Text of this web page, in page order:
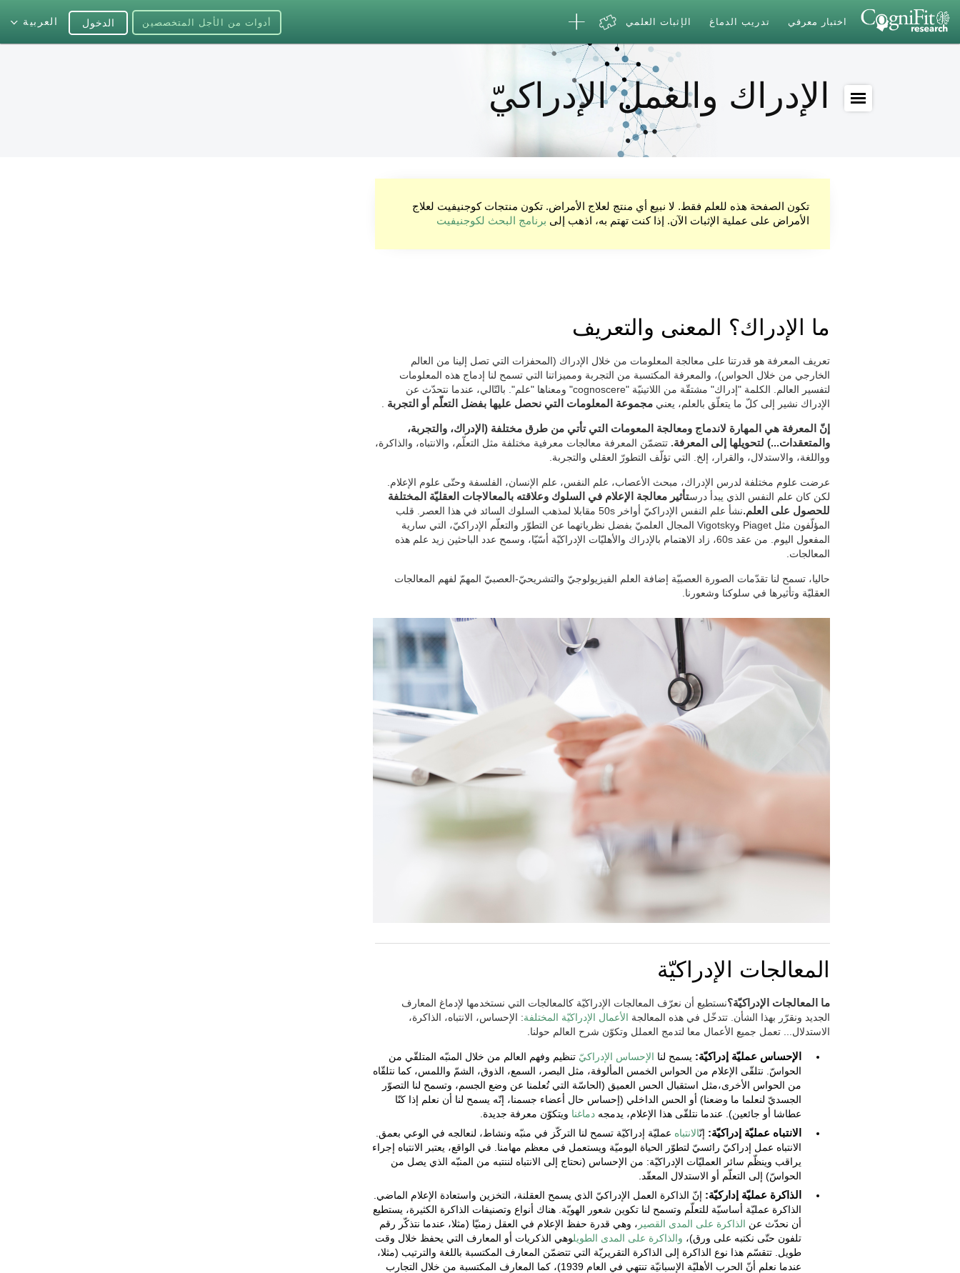
اختبار معرفي تدريب الدماغ الإثبات العلمي أدوات من الأجل المتخصصين العربية الدخول
الإدراك والعمل الإدراكيّ
تكون الصفحة هذه للعلم فقط. لا نبيع أي منتج لعلاج الأمراض. تكون منتجات كوجنيفيت لعلاج
الأمراض على عملية الإثبات الآن. إذا كنت تهتم به، اذهب إلى برنامج البحث لكوجنيفيت
ما الإدراك؟ المعنى والتعريف
تعريف المعرفة هو قدرتنا على معالجة المعلومات من خلال الإدراك (المحفزات التي تصل إلينا من العالم
الخارجي من خلال الحواس)، والمعرفة المكتسبة من التجربة ومميزاتنا التي تسمح لنا إدماج هذه المعلومات
لتفسير العالم. الكلمة "إدراك" مشتقّة من اللاتينيّة "cognoscere" ومعناها "علم". بالتّالي، عندما نتحدّث عن
الإدراك نشير إلى كلّ ما يتعلّق بالعلم، يعني مجموعة المعلومات التي نحصل عليها بفضل التعلّم أو التجربة
إنّ المعرفة هي المهارة لاندماج ومعالجة المعومات التي تأتي من طرق مختلفة (الإدراك، والتجربة،
والمتعقدات...) لتحويلها إلى المعرفة. تتضمّن المعرفة معالجات معرفية مختلفة مثل التعلّم، والانتباه، والذاكرة،
وواللغة، والاستدلال، والقرار، إلخ. التي تؤلّف التطورّ العقلي والتجربة.
عرضت علوم مختلفة لدرس الإدراك، مبحث الأعصاب، علم النفس، علم الإنسان، الفلسفة وحتّى علوم الإعلام.
لكن كان علم النفس الذي يبدأ درستأثير معالجة الإعلام في السلوك وعلاقته بالمعالاجات العقليّة المختلفة
للحصول على العلم.
نشأ علم النفس الإدراكيّ أواخر 50s مقابلا لمذهب السلوك السائد في هذا العصر. قلب
المؤلّفون مثل Piaget وVigotsky المجال العلميّ بفضل نظرياتهما عن التطوّر والتعلّم الإدراكيّ، التي سارية
المفعول اليوم. من عقد 60s، زاد الاهتمام بالإدراك والأهليّات الإدراكيّة أسّيّا، وسمح عدد الباحثين زيد علم هذه
المعالجات.
حاليا، تسمح لنا تقدّمات الصورة العصبيّة إضافة العلم الفيزيولوجيّ والتشريحيّ-العصبيّ المهمّ لفهم المعالجات
العقليّة وتأثيرها في سلوكنا وشعورنا.
المعالجات الإدراكيّة
ما المعالجات الإدراكيّة؟نستطيع أن نعرّف المعالجات الإدراكيّة كالمعالجات التي نستخدمها لإدماغ المعارف
الجديد ونقرّر بهذا الشأن. تتدخّل في هذه المعالجة الأعمال الإدراكيّة المختلفة: الإحساس، الانتباه، الذاكرة،
الاستدلال... تعمل جميع الأعمال معا لتدمج العملل وتكوّن شرح العالم حولنا.
الإحساس عمليّة إدراكيّة: يسمح لنا الإحساس الإدراكيّ تنظيم وفهم العالم من خلال المنبّه المتلقّي من
الحواسّ. نتلقّى الإعلام من الحواس الخمس المألوفة، مثل البصر، السمع، الذوق، الشمّ واللمس، كما نتلقّاه
من الحواس الأخرى،مثل استقبال الحس العميق (الحاسّة التي تُعلمنا عن وضع الجسم، وتسمح لنا التصوّر
الجسديّ لنعلما ما وضعنا) أو الحس الداخلي (إحساس حال أعضاء جسمنا، إنّه يسمح لنا أن نعلم إذا كنّا
عطاشا أو جائعين). عندما نتلقّى هذا الإعلام، يدمجه دماغنا ويتكوّن معرفة جديدة.
الانتباه عمليّة إدراكيّة: إنّالانتباه عمليّة إدراكيّة تسمح لنا التركّز في منبّه ونشاط، لنعالجه في الوعي بعمق.
الانتباه عمل إدراكيّ رائسيّ لتطوّر الحياة اليوميّة ويستعمل في معظم مهامنا. في الواقع، يعتبر الانتباه إجراء
يراقب وينظّم سائر العمليّات الإدراكيّة: من الإحساس (نحتاج إلى الانتباه لننتبه من المنبّه الذي يصل من
الحواسّ) إلى التعلّم أو الاستدلال المعقّد.
الذاكرة عمليّة إداركيّة: إنّ الذاكرة العمل الإدراكيّ الذي يسمح العقلنة، التخزين واستعادة الإعلام الماضي.
الذاكرة عمليّة أساسيّة للتعلّم وتسمح لنا تكوين شعور الهويّة. هناك أنواع وتصنيفات الذاكرة الكثيرة، يستطيع
أن نحدّث عن الذاكرة على المدى القصير ، وهي قدرة حفظ الإعلام في العقل زمنيّا (مثلا، عندما نتذكّر رقم
تلفون حتّى نكتبه على ورق)، والذاكرة على المدى الطويلوهي الذكريات أو المعارف التي يحفظ خلال وقت
طويل. تتقسّم هذا نوع الذاكرة إلى الذاكرة التقريريّة التي تتضمّن المعارف المكتسبة باللغة والترتيب (مثلا،
عندما نعلم أنّ الحرب الأهليّة الإسبانيّة تنتهي في العام 1939)، كما المعارف المكتسبة من خلال التجارب